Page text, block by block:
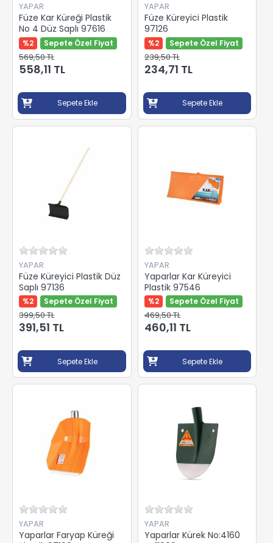
YAPAR
Füze Kar Küreği Plastik
No 4 Düz Saplı 97616
%2 Sepete Özel Fiyat
569,50 TL
558,11 TL
Sepete Ekle
YAPAR
Füze Küreyici Plastik
97126
%2 Sepete Özel Fiyat
239,50 TL
234,71 TL
Sepete Ekle
YAPAR
Füze Küreyici Plastik Düz
Saplı 97136
%2 Sepete Özel Fiyat
399,50 TL
391,51 TL
Sepete Ekle
YAPAR
Yaparlar Kar Küreyici
Plastik 97546
%2 Sepete Özel Fiyat
469,50 TL
460,11 TL
Sepete Ekle
YAPAR
Yaparlar Faryap Küreği
YAPAR
Yaparlar Kürek No:4160